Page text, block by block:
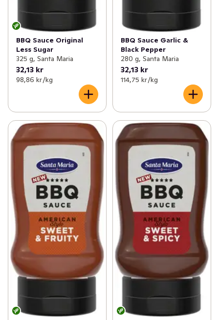
BBQ Sauce Original
Less Sugar
325 g, Santa Maria
32,13 kr
98,86 kr /kg
BBQ Sauce Garlic &
Black Pepper
280 g, Santa Maria
32,13 kr
114,75 kr /kg